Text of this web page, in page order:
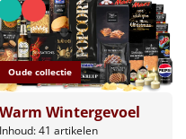
Oude collectie
Warm Wintergevoel
Inhoud: 41 artikelen